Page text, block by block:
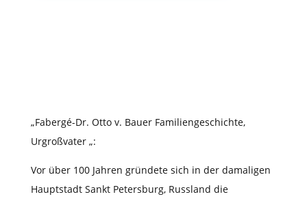
„Fabergé-Dr. Otto v. Bauer Familiengeschichte,
Urgroßvater „:
Vor über 100 Jahren gründete sich in der damaligen
Hauptstadt Sankt Petersburg, Russland die